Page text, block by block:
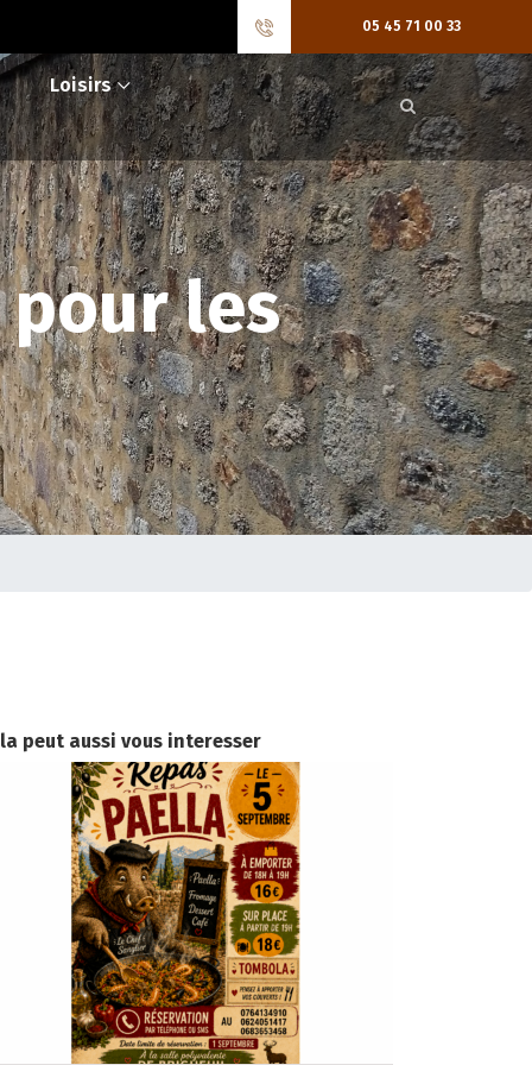
05 45 71 00 33
Loisirs
les
peut aussi vous interesser